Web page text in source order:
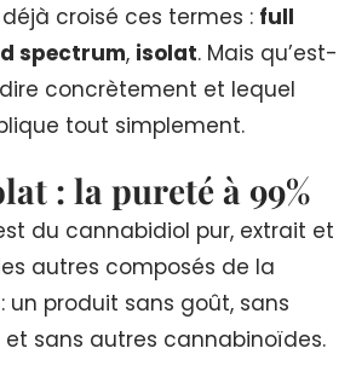
croisé ces termes : full
spectrum, isolat. Mais qu’est-
concrètement et lequel
tout simplement.
: la pureté à 99%
du cannabidiol pur, extrait et
autres composés de la
un produit sans goût, sans
et sans autres cannabinoïdes.